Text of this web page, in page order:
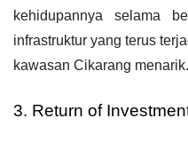
kehidupannya selama
infrastruktur yang terus
kawasan Cikarang menarik.
3. Return of